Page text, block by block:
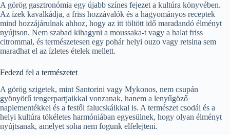
A görög gasztronómia egy újabb színes fejezet a kultúra könyvében.
Az ízek kavalkádja, a friss hozzávalók és a hagyományos receptek
mind hozzájárulnak ahhoz, hogy az itt töltött idő maradandó élményt
nyújtson. Nem szabad kihagyni a moussaka-t vagy a halat friss
citrommal, és természetesen egy pohár helyi ouzo vagy retsina sem
maradhat el az ízletes ételek mellett.
Fedezd fel a természetet
A görög szigetek, mint Santorini vagy Mykonos, nem csupán
gyönyörű tengerpartjaikkal vonzanak, hanem a lenyűgöző
naplementékkel és a festői falucskáikkal is. A természet csodái és a
helyi kultúra tökéletes harmóniában egyesülnek, hogy olyan élményt
nyújtsanak, amelyet soha nem fogunk elfelejteni.